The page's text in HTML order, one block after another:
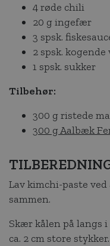
4 røde chili
20 g ingefær
3 spsk.
2 spsk. kogende
1 spsk. sukker
Tilbehør:
300 g ristede
300 g Aalbæk
Lav kimchi-paste
sammen.
Skær kålen på langs
ca. 2 cm store